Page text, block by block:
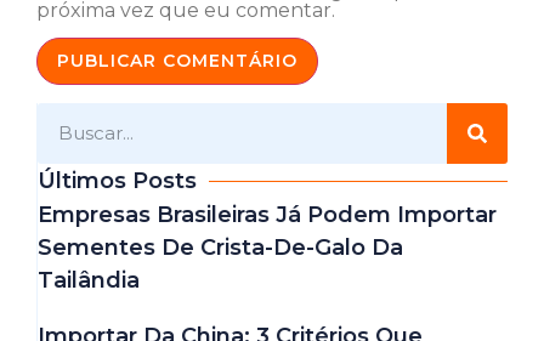
próxima vez que eu comentar.
Últimos Posts
Empresas Brasileiras Já Podem Importar
Sementes De Crista-De-Galo Da
Tailândia